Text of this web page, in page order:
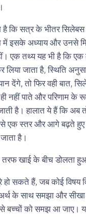
कि सत्र के भीतर सिलेबस
में इसके अध्याय और उनसे
एक तथ्य यह भी है कि
लिया जाता है, स्थिति
देंगे, तो फिर वही बात,
नहीं पाते और परिणाम के
है। हालात ये हैं कि
एक स्तर और आगे बढ़ते
है।
खाई के बीच डोलता हुआ
हो सकते हैं, जब कोई
के साथ समझा और सीखा
से बच्चों को समझ आ जाए।